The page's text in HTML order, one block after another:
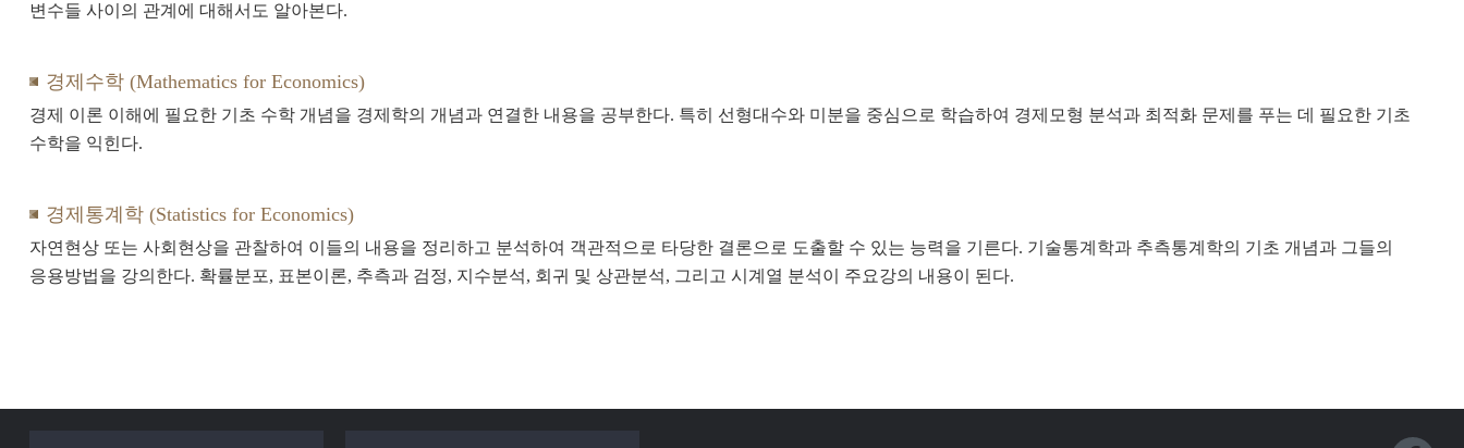
변수들 사이의 관계에 대해서도 알아본다.
경제수학 (Mathematics for Economics)
경제 이론 이해에 필요한 기초 수학 개념을 경제학의 개념과 연결한 내용을 공부한다. 특히 선형대수와 미분을 중심으로 학습하여 경제모형 분석과 최적화 문제를 푸는 데 필요한 기초
수학을 익힌다.
경제통계학 (Statistics for Economics)
자연현상 또는 사회현상을 관찰하여 이들의 내용을 정리하고 분석하여 객관적으로 타당한 결론으로 도출할 수 있는 능력을 기른다. 기술통계학과 추측통계학의 기초 개념과 그들의
응용방법을 강의한다. 확률분포, 표본이론, 추측과 검정, 지수분석, 회귀 및 상관분석, 그리고 시계열 분석이 주요강의 내용이 된다.